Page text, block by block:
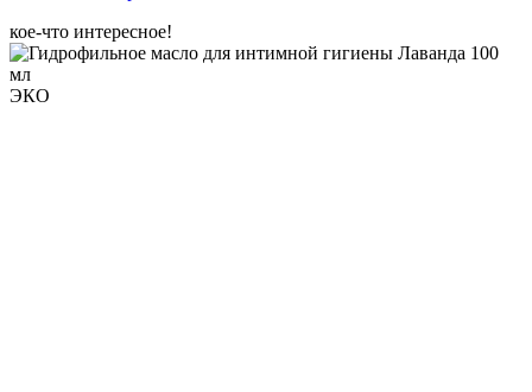
кое-что интересное!
ЭКО